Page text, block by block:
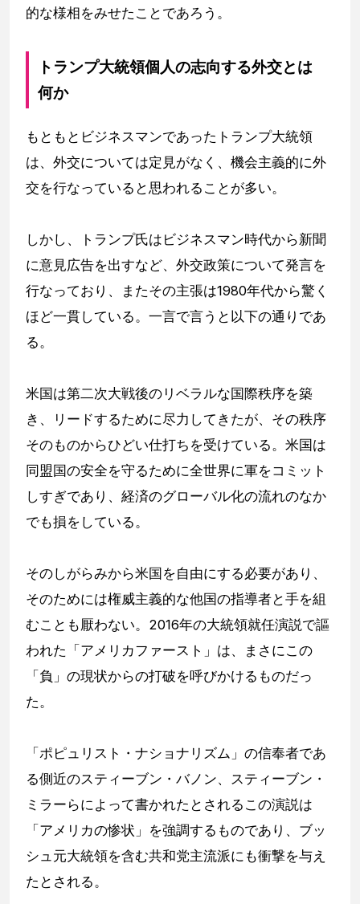
的な様相をみせたことであろう。
トランプ大統領個人の志向する外交とは
何か
もともとビジネスマンであったトランプ大統領
は、外交については定見がなく、機会主義的に外
交を行なっていると思われることが多い。
しかし、トランプ氏はビジネスマン時代から新聞
に意見広告を出すなど、外交政策について発言を
行なっており、またその主張は1980年代から驚く
ほど一貫している。一言で言うと以下の通りであ
る。
米国は第二次大戦後のリベラルな国際秩序を築
き、リードするために尽力してきたが、その秩序
そのものからひどい仕打ちを受けている。米国は
同盟国の安全を守るために全世界に軍をコミット
しすぎであり、経済のグローバル化の流れのなか
でも損をしている。
そのしがらみから米国を自由にする必要があり、
そのためには権威主義的な他国の指導者と手を組
むことも厭わない。2016年の大統領就任演説で謳
われた「アメリカファースト」は、まさにこの
「負」の現状からの打破を呼びかけるものだっ
た。
「ポピュリスト・ナショナリズム」の信奉者であ
る側近のスティーブン・バノン、スティーブン・
ミラーらによって書かれたとされるこの演説は
「アメリカの惨状」を強調するものであり、ブッ
シュ元大統領を含む共和党主流派にも衝撃を与え
たとされる。